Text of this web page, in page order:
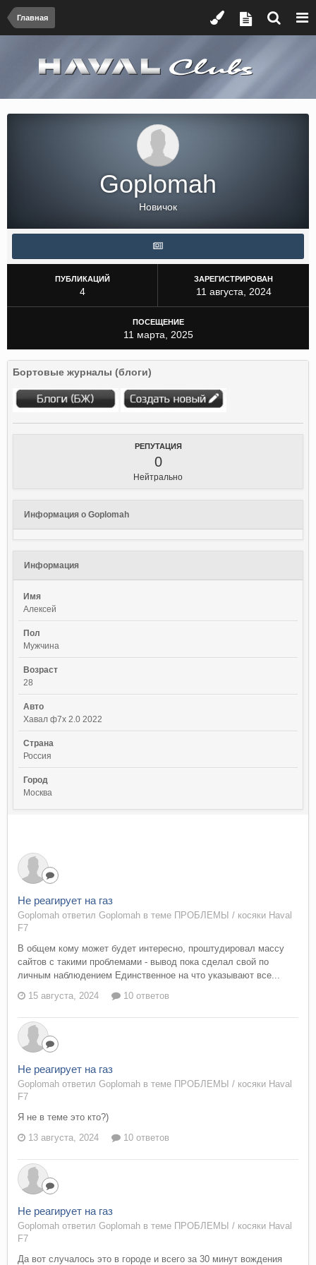
Главная
Goplomah
Новичок
ПУБЛИКАЦИЙ
4
ЗАРЕГИСТРИРОВАН
11 августа, 2024
ПОСЕЩЕНИЕ
11 марта, 2025
Бортовые журналы (блоги)
РЕПУТАЦИЯ
0
Нейтрально
Информация о Goplomah
Информация
Имя
Алексей
Пол
Мужчина
Возраст
28
Авто
Хавал ф7х 2.0 2022
Страна
Россия
Город
Москва
Не реагирует на газ
Goplomah ответил Goplomah в теме ПРОБЛЕМЫ / косяки Haval
F7
В общем кому может будет интересно, проштудировал массу
сайтов с такими проблемами - вывод пока сделал свой по
личным наблюдением Единственное на что указывают все...
15 августа, 2024
10 ответов
Не реагирует на газ
Goplomah ответил Goplomah в теме ПРОБЛЕМЫ / косяки Haval
F7
Я не в теме это кто?)
13 августа, 2024
10 ответов
Не реагирует на газ
Goplomah ответил Goplomah в теме ПРОБЛЕМЫ / косяки Haval
F7
Да вот случалось это в городе и всего за 30 минут вождения